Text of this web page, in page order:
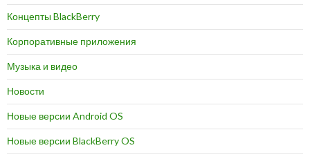
Концепты BlackBerry
Корпоративные приложения
Музыка и видео
Новости
Новые версии Android OS
Новые версии BlackBerry OS